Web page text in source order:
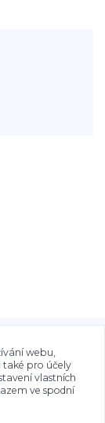
právem. Jejich
provozovatele
webu,
také pro účely
vlastních
ve spodní